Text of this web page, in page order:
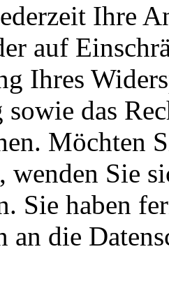
Ihre
auf
Ihres
sowie das
Möchten
Sie
Sie haben
an die